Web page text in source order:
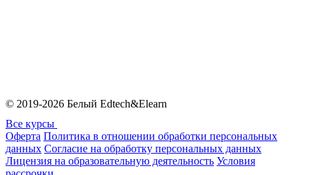
© 2019-2026 Белый Edtech&Elearn
Все курсы
Оферта Политика в отношении обработки персональных
данных Согласие на обработку персональных данных
Лицензия на образовательную деятельность Условия